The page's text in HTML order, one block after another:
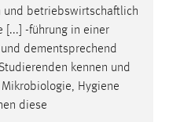
und betriebswirtschaftlich
[...] -führung in einer
dementsprechend
kennen und
Hygiene
diese